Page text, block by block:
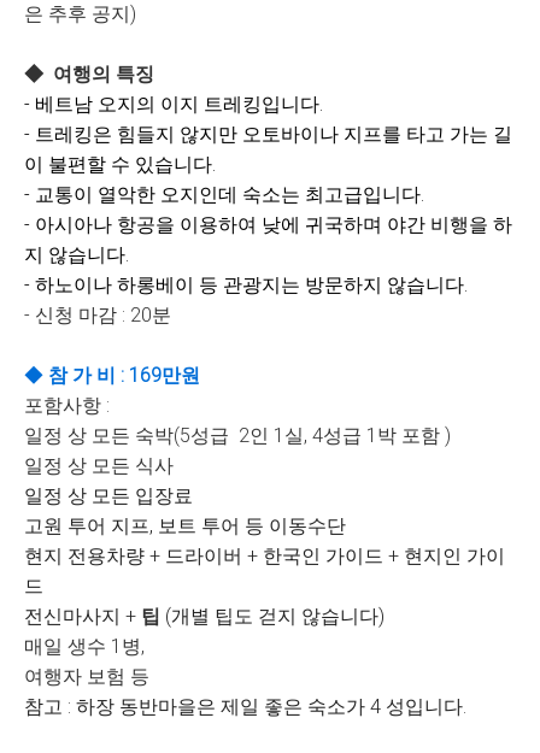
은 추후 공지)
◆ 여행의 특징
- 베트남 오지의 이지 트레킹입니다.
- 트레킹은 힘들지 않지만 오토바이나 지프를 타고 가는 길
이 불편할 수 있습니다.
- 교통이 열악한 오지인데 숙소는 최고급입니다.
- 아시아나 항공을 이용하여 낮에 귀국하며 야간 비행을 하
지 않습니다.
- 하노이나 하롱베이 등 관광지는 방문하지 않습니다.
- 신청 마감 : 20분
◆ 참 가 비 : 169만원
포함사항 :
일정 상 모든 숙박(5성급 2인 1실, 4성급 1박 포함 )
일정 상 모든 식사
일정 상 모든 입장료
고원 투어 지프, 보트 투어 등 이동수단
현지 전용차량 + 드라이버 + 한국인 가이드 + 현지인 가이
드
전신마사지 + 팁 (개별 팁도 걷지 않습니다)
매일 생수 1병,
여행자 보험 등
참고 : 하장 동반마을은 제일 좋은 숙소가 4 성입니다.